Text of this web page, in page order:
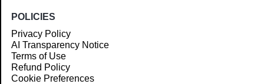
POLICIES
Privacy Policy
AI Transparency Notice
Terms of Use
Refund Policy
Cookie Preferences